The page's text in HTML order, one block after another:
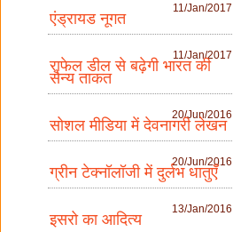
11/Jan/2017
एंड्रायड नूगत
11/Jan/2017
राफेल डील से बढ़ेगी भारत की
सैन्य ताकत
20/Jun/2016
सोशल मीडिया में देवनागरी लेखन
20/Jun/2016
ग्रीन टेक्नॉलॉजी में दुर्लभ धातुएँ
13/Jan/2016
इसरो का आदित्य